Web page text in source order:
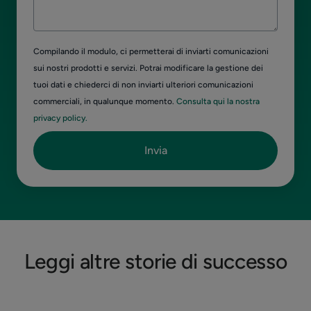
Compilando il modulo, ci permetterai di inviarti comunicazioni
sui nostri prodotti e servizi. Potrai modificare la gestione dei
tuoi dati e chiederci di non inviarti ulteriori comunicazioni
commerciali, in qualunque momento. Consulta qui la nostra
privacy policy.
Leggi altre storie di successo